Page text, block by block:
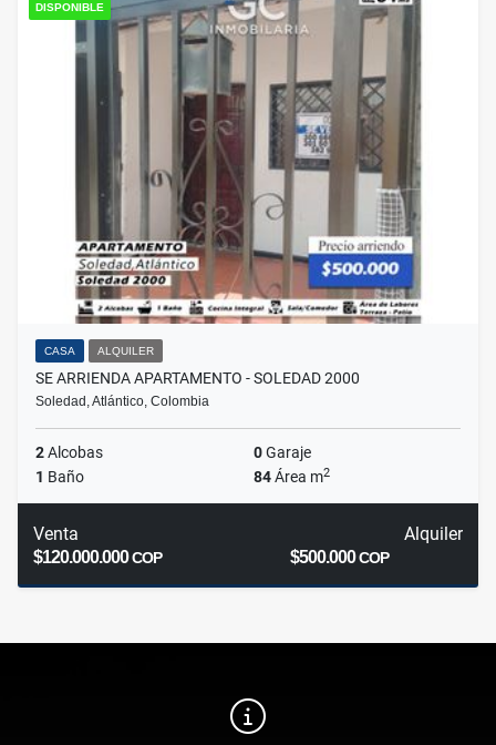
DISPONIBLE
CASA ALQUILER
SE ARRIENDA APARTAMENTO - SOLEDAD 2000
Soledad, Atlántico, Colombia
2Alcobas 0Garaje
1 Baño 84Área m2
Venta
$120.000.000COP
Alquiler
$500.000COP